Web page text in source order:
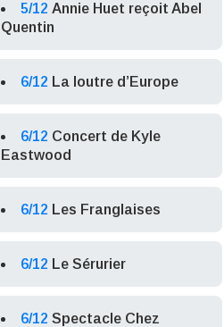
5/12 Annie Huet reçoit Abel
Quentin
6/12 La loutre d’Europe
6/12 Concert de Kyle
Eastwood
6/12 Les Franglaises
6/12 Le Sérurier
6/12 Spectacle Chez